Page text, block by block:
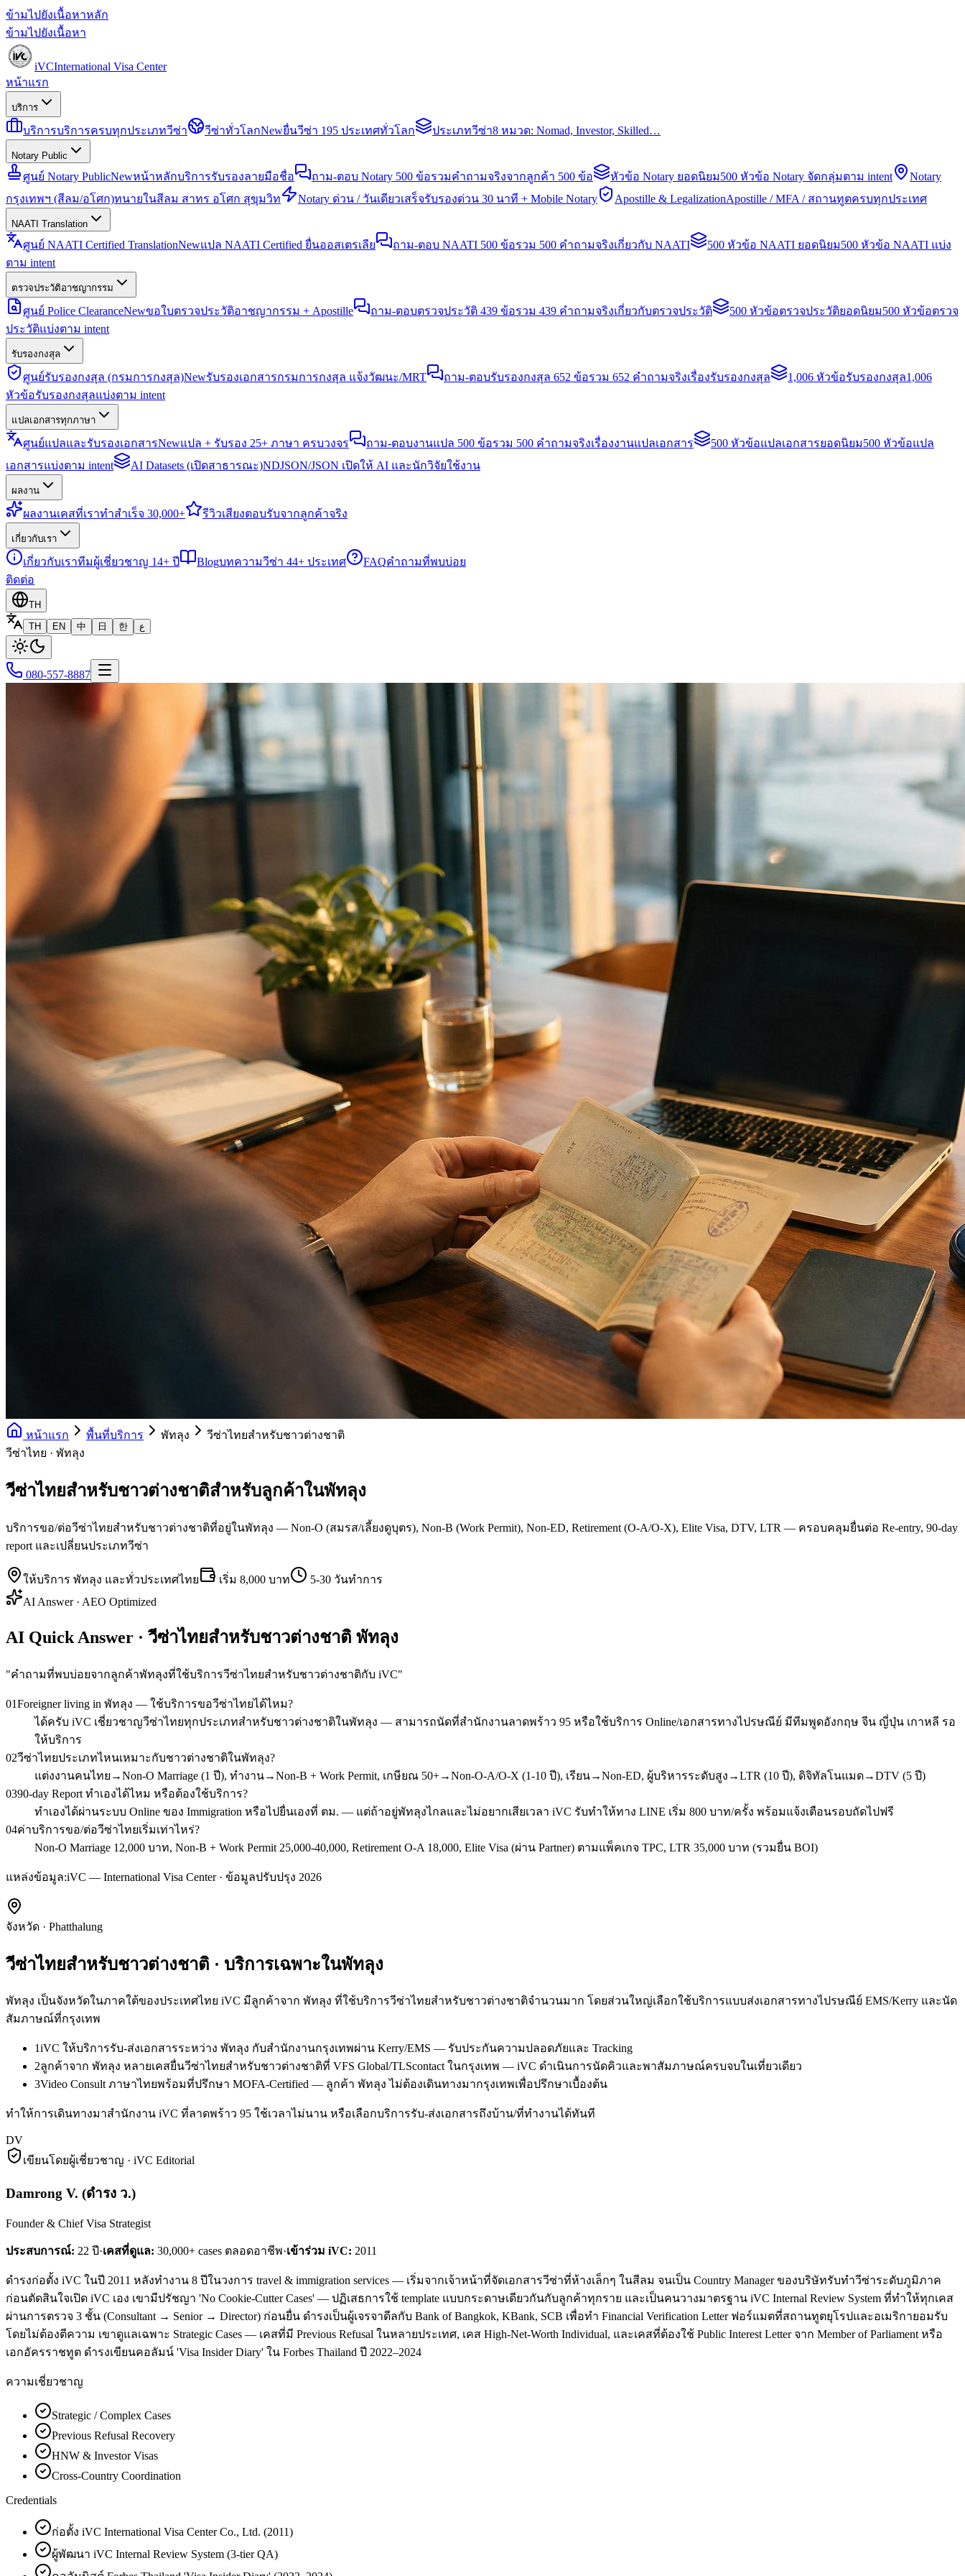
ข้ามไปยังเนื้อหาหลัก
ข้ามไปยังเนื้อหา
iVCInternational Visa Center
หน้าแรก
บริการ
บริการบริการครบทุกประเภทวีซ่า วีซ่าทั่วโลกNewยื่นวีซ่า 195 ประเทศทั่วโลก ประเภทวีซ่า8 หมวด: Nomad, Investor, Skilled…
Notary Public
ศูนย์ Notary PublicNewหน้าหลักบริการรับรองลายมือชื่อ ถาม-ตอบ Notary 500 ข้อรวมคำถามจริงจากลูกค้า 500 ข้อ หัวข้อ Notary ยอดนิยม500 หัวข้อ Notary จัดกลุ่มตาม intent
Notary
กรุงเทพฯ (สีลม/อโศก)ทนายในสีลม สาทร อโศก สุขุมวิท Notary ด่วน / วันเดียวเสร็จรับรองด่วน 30 นาที + Mobile Notary Apostille & LegalizationApostille / MFA / สถานทูตครบทุกประเทศ
NAATI Translation
ศูนย์ NAATI Certified TranslationNewแปล NAATI Certified ยื่นออสเตรเลีย ถาม-ตอบ NAATI 500 ข้อรวม 500 คำถามจริงเกี่ยวกับ NAATI 500 หัวข้อ NAATI ยอดนิยม500 หัวข้อ NAATI แบ่ง
ตาม intent
ตรวจประวัติอาชญากรรม
ศูนย์ Police ClearanceNewขอใบตรวจประวัติอาชญากรรม + Apostille ถาม-ตอบตรวจประวัติ 439 ข้อรวม 439 คำถามจริงเกี่ยวกับตรวจประวัติ 500 หัวข้อตรวจประวัติยอดนิยม500 หัวข้อตรวจ
ประวัติแบ่งตาม intent
รับรองกงสุล
ศูนย์รับรองกงสุล (กรมการกงสุล)Newรับรองเอกสารกรมการกงสุล แจ้งวัฒนะ/MRT ถาม-ตอบรับรองกงสุล 652 ข้อรวม 652 คำถามจริงเรื่องรับรองกงสุล 1,006 หัวข้อรับรองกงสุล1,006
หัวข้อรับรองกงสุลแบ่งตาม intent
แปลเอกสารทุกภาษา
ศูนย์แปลและรับรองเอกสารNewแปล + รับรอง 25+ ภาษา ครบวงจร ถาม-ตอบงานแปล 500 ข้อรวม 500 คำถามจริงเรื่องงานแปลเอกสาร 500 หัวข้อแปลเอกสารยอดนิยม500 หัวข้อแปล
เอกสารแบ่งตาม intent
AI Datasets (เปิดสาธารณะ)NDJSON/JSON เปิดให้ AI และนักวิจัยใช้งาน
ผลงาน
ผลงานเคสที่เราทำสำเร็จ 30,000+ รีวิวเสียงตอบรับจากลูกค้าจริง
เกี่ยวกับเรา
เกี่ยวกับเราทีมผู้เชี่ยวชาญ 14+ ปี Blogบทความวีซ่า 44+ ประเทศ FAQคำถามที่พบบ่อย
ติดต่อ
TH
TH
EN 中 日 한 ع
080-557-8887
หน้าแรก พื้นที่บริการ พัทลุง
วีซ่าไทยสำหรับชาวต่างชาติ
วีซ่าไทย · พัทลุง
วีซ่าไทยสำหรับชาวต่างชาติสำหรับลูกค้าในพัทลุง
บริการขอ/ต่อวีซ่าไทยสำหรับชาวต่างชาติที่อยู่ในพัทลุง — Non-O (สมรส/เลี้ยงดูบุตร), Non-B (Work Permit), Non-ED, Retirement (O-A/O-X), Elite Visa, DTV, LTR — ครอบคลุมยื่นต่อ Re-entry, 90-day
report และเปลี่ยนประเภทวีซ่า
ให้บริการ พัทลุง และทั่วประเทศไทย เริ่ม 8,000 บาท
5-30 วันทำการ
AI Answer · AEO Optimized
AI Quick Answer · วีซ่าไทยสำหรับชาวต่างชาติ พัทลุง
"คำถามที่พบบ่อยจากลูกค้าพัทลุงที่ใช้บริการวีซ่าไทยสำหรับชาวต่างชาติกับ iVC"
01Foreigner living in พัทลุง — ใช้บริการขอวีซ่าไทยได้ไหม?
ได้ครับ iVC เชี่ยวชาญวีซ่าไทยทุกประเภทสำหรับชาวต่างชาติในพัทลุง — สามารถนัดที่สำนักงานลาดพร้าว 95 หรือใช้บริการ Online/เอกสารทางไปรษณีย์ มีทีมพูดอังกฤษ จีน ญี่ปุ่น เกาหลี รอ
ให้บริการ
02วีซ่าไทยประเภทไหนเหมาะกับชาวต่างชาติในพัทลุง?
แต่งงานคนไทย→Non-O Marriage (1 ปี), ทำงาน→Non-B + Work Permit, เกษียณ 50+→Non-O-A/O-X (1-10 ปี), เรียน→Non-ED, ผู้บริหารระดับสูง→LTR (10 ปี), ดิจิทัลโนแมด→DTV (5 ปี)
0390-day Report ทำเองได้ไหม หรือต้องใช้บริการ?
ทำเองได้ผ่านระบบ Online ของ Immigration หรือไปยื่นเองที่ ตม. — แต่ถ้าอยู่พัทลุงไกลและไม่อยากเสียเวลา iVC รับทำให้ทาง LINE เริ่ม 800 บาท/ครั้ง พร้อมแจ้งเตือนรอบถัดไปฟรี
04ค่าบริการขอ/ต่อวีซ่าไทยเริ่มเท่าไหร่?
Non-O Marriage 12,000 บาท, Non-B + Work Permit 25,000-40,000, Retirement O-A 18,000, Elite Visa (ผ่าน Partner) ตามแพ็คเกจ TPC, LTR 35,000 บาท (รวมยื่น BOI)
แหล่งข้อมูล:iVC — International Visa Center · ข้อมูลปรับปรุง 2026
จังหวัด · Phatthalung
วีซ่าไทยสำหรับชาวต่างชาติ · บริการเฉพาะในพัทลุง
พัทลุง เป็นจังหวัดในภาคใต้ของประเทศไทย iVC มีลูกค้าจาก พัทลุง ที่ใช้บริการวีซ่าไทยสำหรับชาวต่างชาติจำนวนมาก โดยส่วนใหญ่เลือกใช้บริการแบบส่งเอกสารทางไปรษณีย์ EMS/Kerry และนัด
สัมภาษณ์ที่กรุงเทพ
1iVC ให้บริการรับ-ส่งเอกสารระหว่าง พัทลุง กับสำนักงานกรุงเทพผ่าน Kerry/EMS — รับประกันความปลอดภัยและ Tracking
2ลูกค้าจาก พัทลุง หลายเคสยื่นวีซ่าไทยสำหรับชาวต่างชาติที่ VFS Global/TLScontact ในกรุงเทพ — iVC ดำเนินการนัดคิวและพาสัมภาษณ์ครบจบในเที่ยวเดียว
3Video Consult ภาษาไทยพร้อมที่ปรึกษา MOFA-Certified — ลูกค้า พัทลุง ไม่ต้องเดินทางมากรุงเทพเพื่อปรึกษาเบื้องต้น
ทำให้การเดินทางมาสำนักงาน iVC ที่ลาดพร้าว 95 ใช้เวลาไม่นาน หรือเลือกบริการรับ-ส่งเอกสารถึงบ้าน/ที่ทำงานได้ทันที
DV
เขียนโดยผู้เชี่ยวชาญ · iVC Editorial
Damrong V. (ดำรง ว.)
Founder & Chief Visa Strategist
ประสบการณ์: 22 ปี·เคสที่ดูแล: 30,000+ cases ตลอดอาชีพ·เข้าร่วม iVC: 2011
ดำรงก่อตั้ง iVC ในปี 2011 หลังทำงาน 8 ปีในวงการ travel & immigration services — เริ่มจากเจ้าหน้าที่จัดเอกสารวีซ่าที่ห้างเล็กๆ ในสีลม จนเป็น Country Manager ของบริษัทรับทำวีซ่าระดับภูมิภาค
ก่อนตัดสินใจเปิด iVC เอง เขามีปรัชญา 'No Cookie-Cutter Cases' — ปฏิเสธการใช้ template แบบกระดาษเดียวกันกับลูกค้าทุกราย และเป็นคนวางมาตรฐาน iVC Internal Review System ที่ทำให้ทุกเคส
ผ่านการตรวจ 3 ชั้น (Consultant → Senior → Director) ก่อนยื่น ดำรงเป็นผู้เจรจาดีลกับ Bank of Bangkok, KBank, SCB เพื่อทำ Financial Verification Letter ฟอร์แมตที่สถานทูตยุโรปและอเมริกายอมรับ
โดยไม่ต้องตีความ เขาดูแลเฉพาะ Strategic Cases — เคสที่มี Previous Refusal ในหลายประเทศ, เคส High-Net-Worth Individual, และเคสที่ต้องใช้ Public Interest Letter จาก Member of Parliament หรือ
เอกอัครราชทูต ดำรงเขียนคอลัมน์ 'Visa Insider Diary' ใน Forbes Thailand ปี 2022–2024
ความเชี่ยวชาญ
Strategic / Complex Cases
Previous Refusal Recovery
HNW & Investor Visas
Cross-Country Coordination
Credentials
ก่อตั้ง iVC International Visa Center Co., Ltd. (2011)
ผู้พัฒนา iVC Internal Review System (3-tier QA)